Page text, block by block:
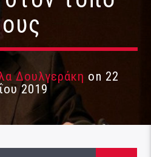
Δουλγεράκη on 22
2019